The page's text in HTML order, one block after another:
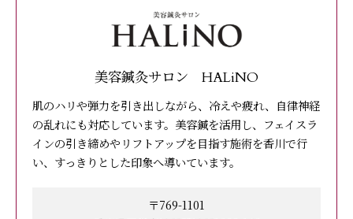
美容鍼灸サロン HALiNO
肌のハリや弾力を引き出しながら、冷えや疲れ、自律神経
の乱れにも対応しています。美容鍼を活用し、フェイスラ
インの引き締めやリフトアップを目指す施術を香川で行
い、すっきりとした印象へ導いています。
〒769-1101